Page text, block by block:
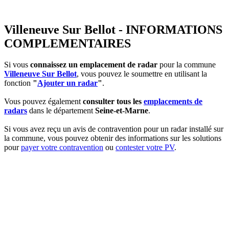
Villeneuve Sur Bellot - INFORMATIONS
COMPLEMENTAIRES
Si vous connaissez un emplacement de radar pour la commune
Villeneuve Sur Bellot, vous pouvez le soumettre en utilisant la
fonction "Ajouter un radar".
Vous pouvez égalementconsulter tous les emplacements de
radars dans le départementSeine-et-Marne.
Si vous avez reçu un avis de contravention pour un radar installé sur
la commune, vous pouvez obtenir des informations sur les solutions
pourpayer votre contravention ou contester votre PV.